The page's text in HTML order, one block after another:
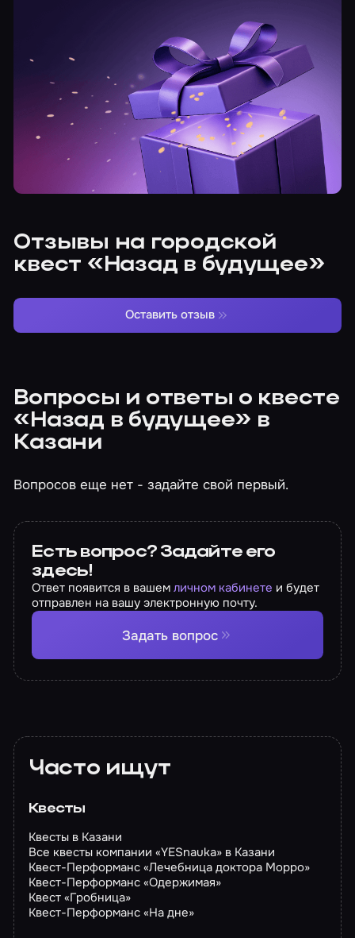
Отзывы на городской
квест «Назад в будущее»
Оставить отзыв
Вопросы и ответы о квесте
«Назад в будущее» в
Казани
Вопросов еще нет - задайте свой первый.
Есть вопрос? Задайте его
здесь!
Ответ появится в вашемличном кабинете и будет
отправлен на вашу электронную почту.
Задать вопрос
Часто ищут
Квесты
Квесты в Казани
Все квесты компании «YESnauka» в Казани
Квест-Перформанс «Лечебница доктора Морро»
Квест-Перформанс «Одержимая»
Квест «Гробница»
Квест-Перформанс «На дне»